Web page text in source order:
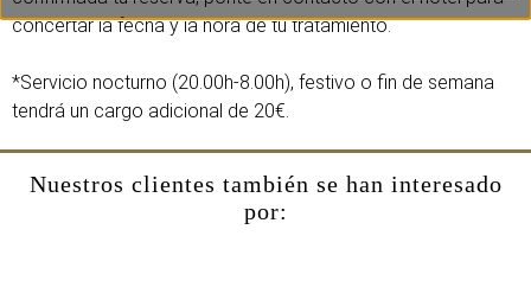
concertar la fecha y la hora de tu tratamiento.
*Servicio nocturno (20.00h-8.00h), festivo o fin de semana
tendrá un cargo adicional de 20€.
Nuestros clientes también se han interesado
por: